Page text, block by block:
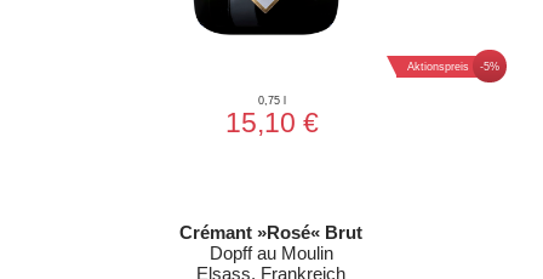
-5%
Aktionspreis
0,75 l
15,10 €
Crémant »Rosé« Brut
Dopff au Moulin
Elsass, Frankreich